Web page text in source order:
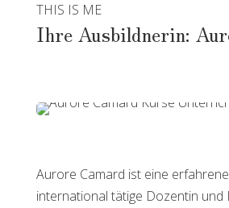
THIS IS ME
Ihre Ausbildnerin:
Aurore Camard ist eine
international tätige Dozentin